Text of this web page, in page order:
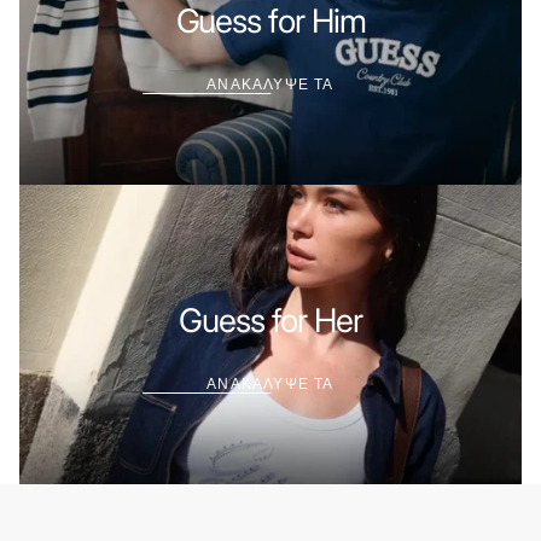
Guess for Him
ΑΝΑΚΑΛΥΨΕ ΤΑ
Guess for Her
ΑΝΑΚΑΛΥΨΕ ΤΑ
ΑΝΑΚΑΛΥΨΕ
ΤΑ